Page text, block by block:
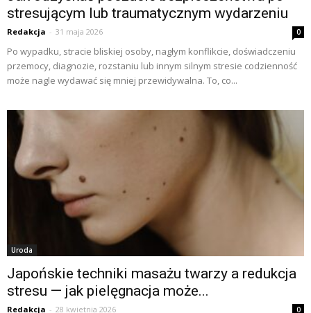
stresującym lub traumatycznym wydarzeniu
Redakcja - 31 maja 2026 0
Po wypadku, stracie bliskiej osoby, nagłym konflikcie, doświadczeniu
przemocy, diagnozie, rozstaniu lub innym silnym stresie codzienność
może nagle wydawać się mniej przewidywalna. To, co...
Uroda
Japońskie techniki masażu twarzy a redukcja
stresu — jak pielęgnacja może...
Redakcja - 28 kwietnia 2026 0